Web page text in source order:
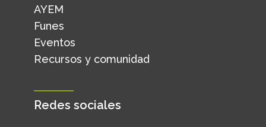
AYEM
Funes
Eventos
Recursos y comunidad
Redes sociales